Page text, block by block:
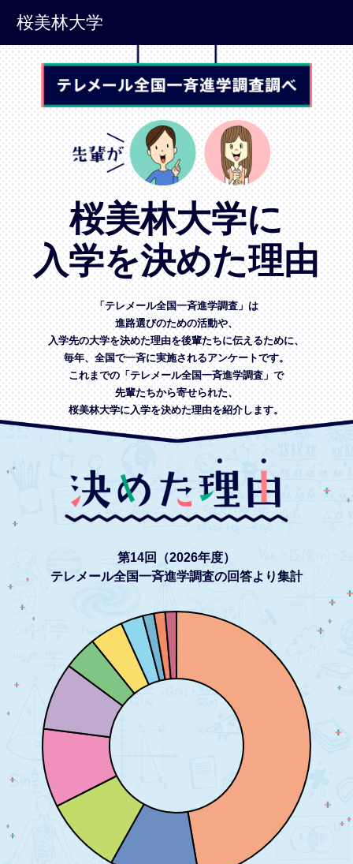
桜美林大学
桜美林大学に
入学を決めた理由
「テレメール全国一斉進学調査」は
進路選びのための活動や、
入学先の大学を決めた理由を後輩たちに伝えるために、
毎年、全国で一斉に実施されるアンケートです。
これまでの「テレメール全国一斉進学調査」で
先輩たちから寄せられた、
桜美林大学に入学を決めた理由を紹介します。
第14回（2026年度）
テレメール全国一斉進学調査の回答より集計